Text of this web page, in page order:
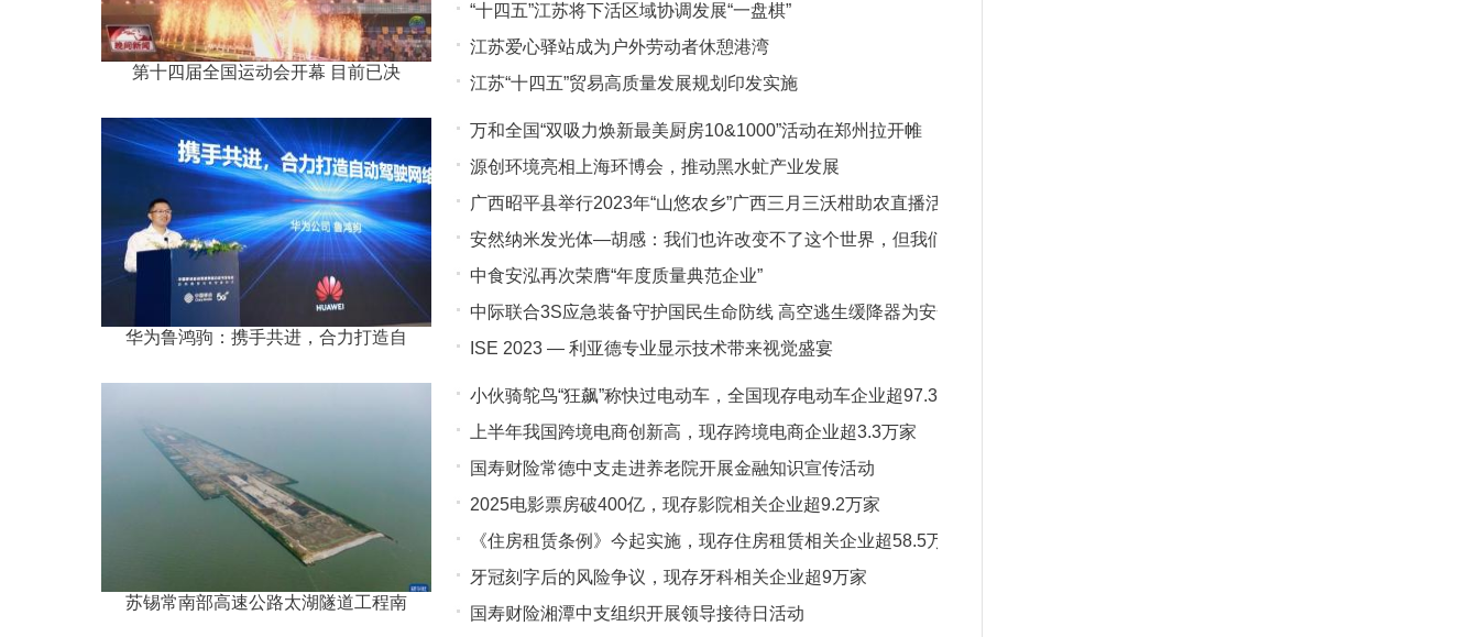
第十四届全国运动会开幕 目前已决
“十四五”江苏将下活区域协调发展“一盘棋”
江苏爱心驿站成为户外劳动者休憩港湾
江苏“十四五”贸易高质量发展规划印发实施
华为鲁鸿驹：携手共进，合力打造自
万和全国“双吸力焕新最美厨房10&1000”活动在郑州拉开帷
源创环境亮相上海环博会，推动黑水虻产业发展
广西昭平县举行2023年“山悠农乡”广西三月三沃柑助农直播活
安然纳米发光体—胡感：我们也许改变不了这个世界，但我们
一定能
中食安泓再次荣膺“年度质量典范企业”
中际联合3S应急装备守护国民生命防线 高空逃生缓降器为安全
而
ISE 2023 — 利亚德专业显示技术带来视觉盛宴
苏锡常南部高速公路太湖隧道工程南
小伙骑鸵鸟“狂飙”称快过电动车，全国现存电动车企业超97.3
上半年我国跨境电商创新高，现存跨境电商企业超3.3万家
国寿财险常德中支走进养老院开展金融知识宣传活动
2025电影票房破400亿，现存影院相关企业超9.2万家
《住房租赁条例》今起实施，现存住房租赁相关企业超58.5万
家
牙冠刻字后的风险争议，现存牙科相关企业超9万家
国寿财险湘潭中支组织开展领导接待日活动